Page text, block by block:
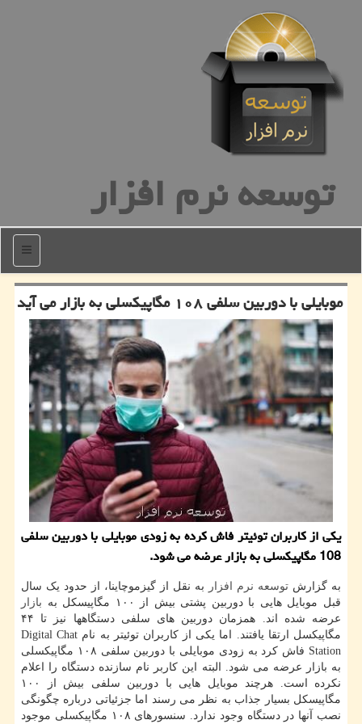
توسعه نرم افزار
منو
موبایلی با دوربین سلفی ۱۰۸ مگاپیكسلی به بازار می آید
یکی از کاربران توئیتر فاش کرده به زودی موبایلی با دوربین سلفی
108 مگاپیکسلی به بازار عرضه می شود.
به گزارش توسعه نرم افزار
به نقل از گیزموچاینا، از حدود یک سال
قبل موبایل هایی با دوربین پشتی بیش از ۱۰۰ مگاپیسکل به
بازار
عرضه شده اند. همزمان دوربین های سلفی دستگاهها نیز تا ۴۴
مگاپیکسل ارتقا یافتند. اما یکی از کاربران توئیتر به نام Digital Chat
Station فاش کرد به زودی موبایلی با دوربین سلفی ۱۰۸ مگاپیکسلی
به بازار عرضه می شود. البته این کاربر نام سازنده دستگاه را اعلام
نکرده است. هرچند موبایل هایی با دوربین سلفی بیش از ۱۰۰
مگاپیسکل بسیار جذاب به نظر می رسند اما جزئیاتی درباره چگونگی
نصب آنها در دستگاه وجود ندارد. سنسورهای ۱۰۸ مگاپیکسلی موجود